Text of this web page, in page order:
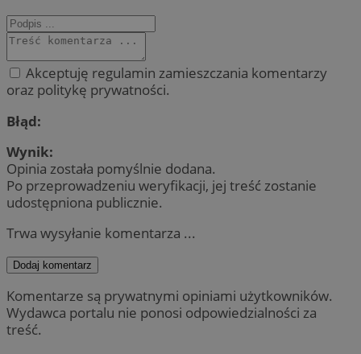
Akceptuję regulamin zamieszczania komentarzy
oraz politykę prywatności.
Błąd:
Wynik:
Opinia została pomyślnie dodana.
Po przeprowadzeniu weryfikacji, jej treść zostanie
udostępniona publicznie.
Trwa wysyłanie komentarza ...
Dodaj komentarz
Komentarze są prywatnymi opiniami użytkowników.
Wydawca portalu nie ponosi odpowiedzialności za
treść.